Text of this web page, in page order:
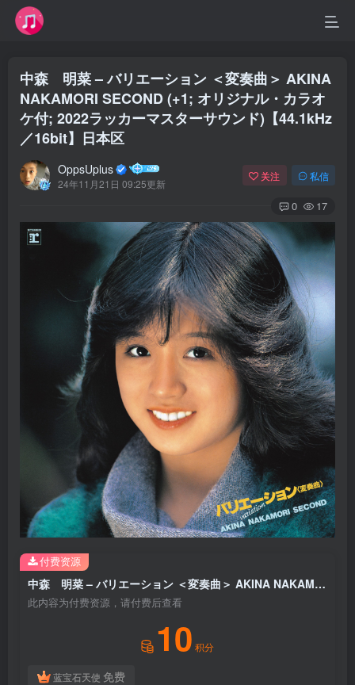
中森 明菜 – バリエーション ＜変奏曲＞ AKINA
NAKAMORI SECOND (+1; オリジナル・カラオ
ケ付; 2022ラッカーマスターサウンド)【44.1kHz
／16bit】日本区
OppsUplus
24年11月21日 09:25更新
关注 私信
0 17
中森 明菜 – バリエーション ＜変奏曲＞ AKINA NAKAMORI SECOND (+1; オリジナル・カラオケ付; 2022ラッカーマスターサウンド)【44.1kHz／16bit】日本区
此内容为付费资源，请付费后查看
10 积分
蓝宝石天使 免费
付费资源